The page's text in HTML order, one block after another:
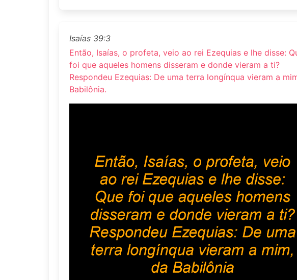
Isaías 39:3
Então, Isaías, o profeta, veio ao rei Ezequias e lhe disse:
foi que aqueles homens disseram e donde vieram a ti?
Respondeu Ezequias: De uma terra longínqua vieram a
Babilônia.